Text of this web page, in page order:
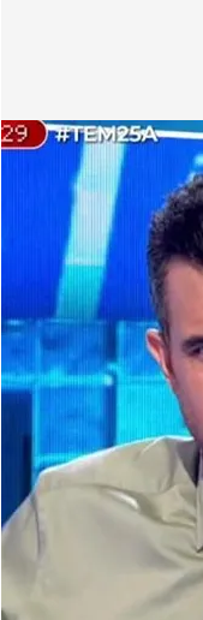
Un agente medioambiental
Alba de la Orden
Madrid, 25 AGO
Christian
Ante las
teoría